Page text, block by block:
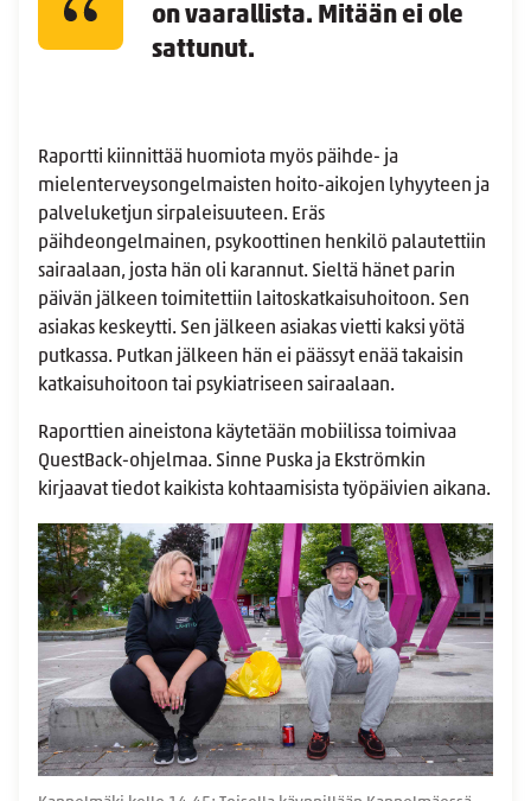
on vaarallista. Mitään ei ole
sattunut.
Raportti kiinnittää huomiota myös päihde- ja
mielenterveysongelmaisten hoito-aikojen lyhyyteen ja
palveluketjun sirpaleisuuteen. Eräs
päihdeongelmainen, psykoottinen henkilö palautettiin
sairaalaan, josta hän oli karannut. Sieltä hänet parin
päivän jälkeen toimitettiin laitoskatkaisuhoitoon. Sen
asiakas keskeytti. Sen jälkeen asiakas vietti kaksi yötä
putkassa. Putkan jälkeen hän ei päässyt enää takaisin
katkaisuhoitoon tai psykiatriseen sairaalaan.
Raporttien aineistona käytetään mobiilissa toimivaa
QuestBack-ohjelmaa. Sinne Puska ja Ekströmkin
kirjaavat tiedot kaikista kohtaamisista työpäivien aikana.